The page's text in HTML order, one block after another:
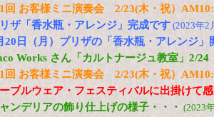
回 お客様ミニ演奏会 2/23(木・祝）
ザ「香水瓶・アレンジ」完成です (2023年2
20日（月）プリザの「香水瓶・アレンジ」
Works さん「カルトナージュ教室」2/24
回 お客様ミニ演奏会 2/23(木・祝）
ブルウェア・フェスティバルに出掛けて
ンデリアの飾り仕上げの様子・・・ (2023